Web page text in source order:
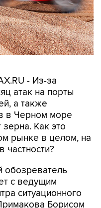
- Из-за
атак на порты
а также
в Черном море
Как это
рынке в целом, на
частности?
обозреватель
с ведущим
ситуационного
Борисом